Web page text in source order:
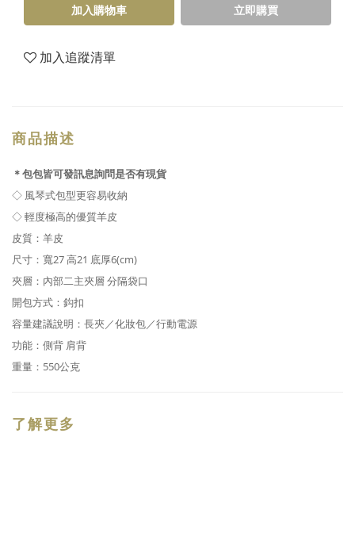
加入購物車 立即購買
加入追蹤清單
商品描述
＊包包皆可發訊息詢問是否有現貨
◇ 風琴式包型更容易收納
◇ 輕度極高的優質羊皮
皮質：羊皮
尺寸 ： 寬27 高21 底厚6(cm)
夾層：內部二主夾層 分隔袋口
開包方式：鈎扣
容量建議說明：長夾／化妝包／行動電源
功能：側背 肩背
重量：550公克
了解更多